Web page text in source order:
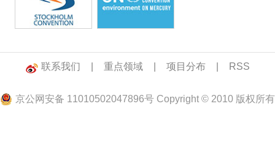
联系我们 重点领域 项目分布 RSS
京公网安备 11010502047896号 Copyright © 2010 版权所有